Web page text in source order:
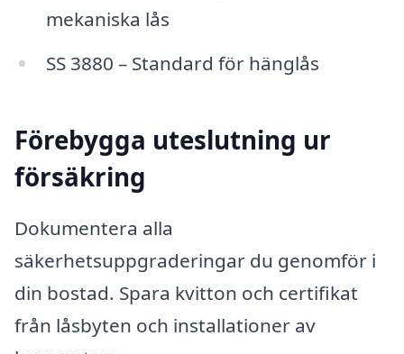
mekaniska lås
SS 3880 – Standard för hänglås
Förebygga uteslutning ur
försäkring
Dokumentera alla
säkerhetsuppgraderingar du genomför i
din bostad. Spara kvitton och certifikat
från låsbyten och installationer av